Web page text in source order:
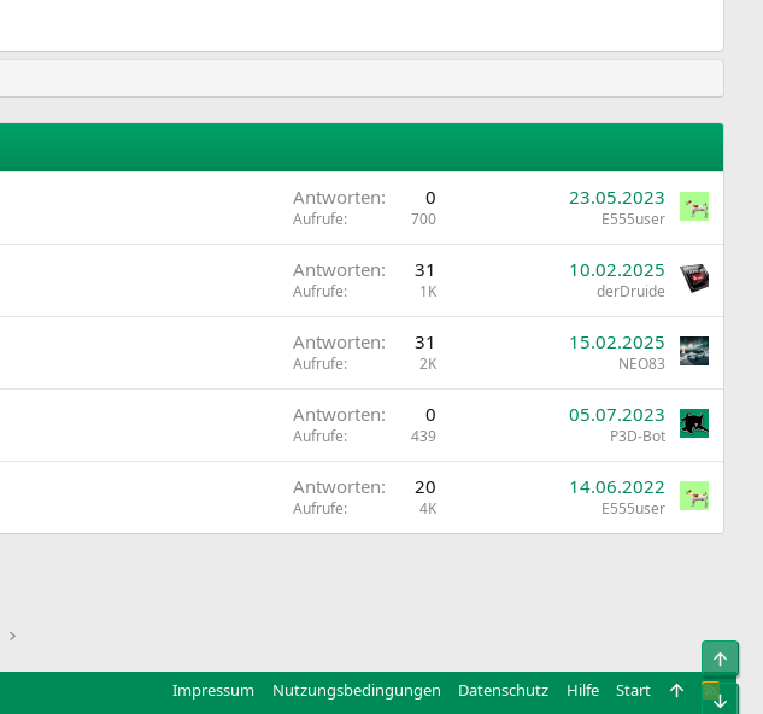
Antworten 0
Aufrufe 700
23.05.2023
E555user
Antworten 31
Aufrufe 1K
10.02.2025
derDruide
Antworten 31
Aufrufe 2K
15.02.2025
NEO83
Antworten 0
Aufrufe 439
05.07.2023
P3D-Bot
Antworten 20
Aufrufe 4K
14.06.2022
E555user
Impressum Nutzungsbedingungen Datenschutz Hilfe Start
R
S